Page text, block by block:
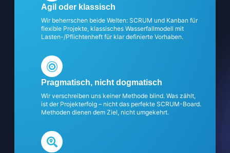
Agil oder klassisch
Wir beherrschen beide Welten: SCRUM und Kanban für
flexible Projekte, klassisches Wasserfallmodell mit
Lasten-/Pflichtenheft für klar definierte Vorhaben.
Pragmatisch, nicht dogmatisch
Wir verschreiben uns keiner Methode blind. Was zählt,
ist der Projekterfolg – nicht das perfekte SCRUM-Board.
Methoden dienen dem Ziel, nicht umgekehrt.